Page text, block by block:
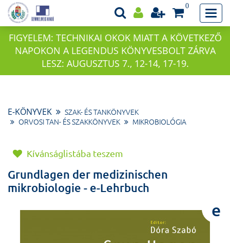
0
FIGYELEM: TECHNIKAI OKOK MIATT A KÖVETKEZŐ
NAPOKON A LEGENDUS KÖNYVESBOLT ZÁRVA
LESZ: AUGUSZTUS 7., 12-14, 17-19.
E-KÖNYVEK
SZAK- ÉS TANKÖNYVEK
ORVOSI TAN- ÉS SZAKKÖNYVEK
MIKROBIOLÓGIA
Kívánságlistába teszem
Grundlagen der medizinischen
mikrobiologie - e-Lehrbuch
e